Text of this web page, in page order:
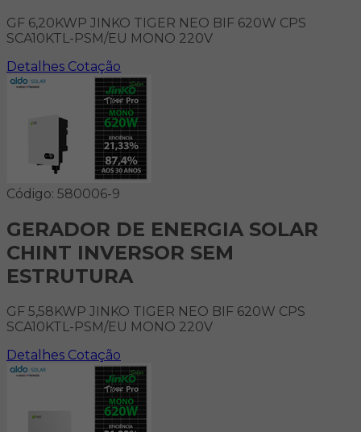
GF 6,20KWP JINKO TIGER NEO BIF 620W CPS
SCA10KTL-PSM/EU MONO 220V
Detalhes Cotação
Código: 580006-9
GERADOR DE ENERGIA SOLAR
CHINT INVERSOR SEM
ESTRUTURA
GF 5,58KWP JINKO TIGER NEO BIF 620W CPS
SCA10KTL-PSM/EU MONO 220V
Detalhes Cotação